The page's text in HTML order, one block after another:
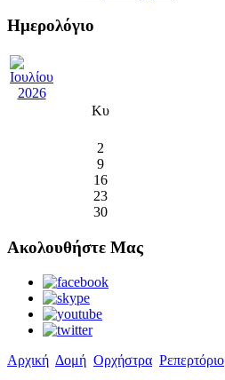
Ημερολόγιο
Κυ
2
9
16
23
30
Ακολουθήστε Μας
Αρχική Δομή Ορχήστρα Ρεπερτόριο